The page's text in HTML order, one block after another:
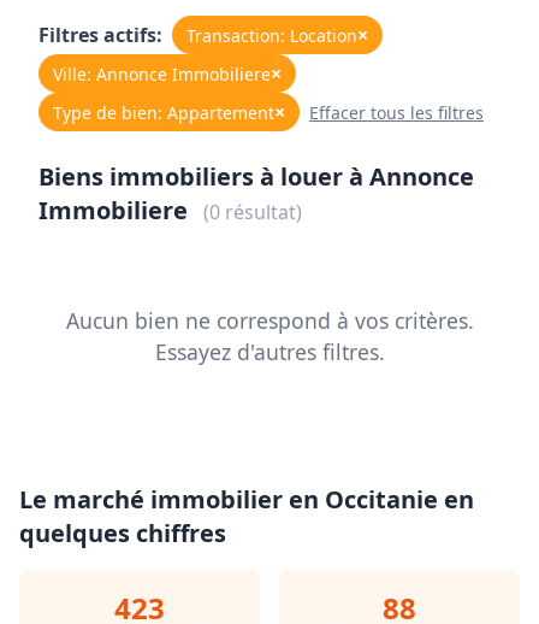
Filtres actifs: Transaction: Location×
Ville: Annonce Immobiliere×
Type de bien: Appartement× Effacer tous les filtres
Biens immobiliers à louer à Annonce
Immobiliere
(0 résultat)
Aucun bien ne correspond à vos critères.
Essayez d'autres filtres.
Le marché immobilier en Occitanie en
quelques chiffres
423 88